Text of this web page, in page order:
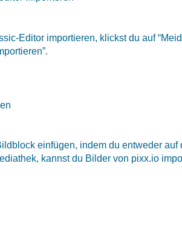
Editor importieren, klickst du auf
einfügen, indem du entweder auf
kannst du Bilder von pixx.io